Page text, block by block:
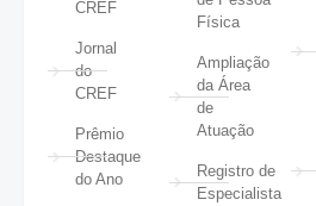
CREF
Jornal
do
CREF
Prêmio
Destaque
do Ano
Física
Ampliação
da Área
de
Atuação
Registro de
Especialista